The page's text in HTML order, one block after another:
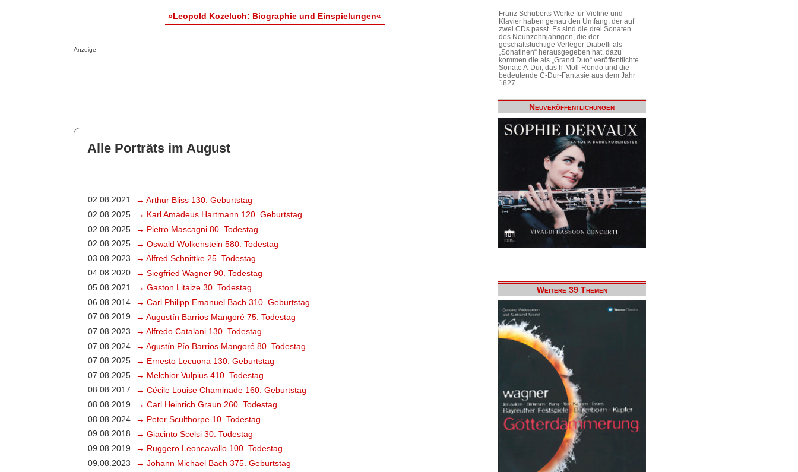
»Leopold Kozeluch: Biographie und Einspielungen«
Anzeige
Alle Porträts im August
02.08.2021
→ Arthur Bliss 130. Geburtstag
02.08.2025
→ Karl Amadeus Hartmann 120. Geburtstag
02.08.2025
→ Pietro Mascagni 80. Todestag
02.08.2025
→ Oswald Wolkenstein 580. Todestag
03.08.2023
→ Alfred Schnittke 25. Todestag
04.08.2020
→ Siegfried Wagner 90. Todestag
05.08.2021
→ Gaston Litaize 30. Todestag
06.08.2014
→ Carl Philipp Emanuel Bach 310. Geburtstag
07.08.2019
→ Augustín Barrios Mangoré 75. Todestag
07.08.2023
→ Alfredo Catalani 130. Todestag
07.08.2024
→ Agustín Pío Barrios Mangoré 80. Todestag
07.08.2025
→ Ernesto Lecuona 130. Geburtstag
07.08.2025
→ Melchior Vulpius 410. Todestag
08.08.2017
→ Cécile Louise Chaminade 160. Geburtstag
08.08.2019
→ Carl Heinrich Graun 260. Todestag
08.08.2024
→ Peter Sculthorpe 10. Todestag
09.08.2018
→ Giacinto Scelsi 30. Todestag
09.08.2019
→ Ruggero Leoncavallo 100. Todestag
09.08.2023
→ Johann Michael Bach 375. Geburtstag
Franz Schuberts Werke für Violine und
Klavier haben genau den Umfang, der auf
zwei CDs passt. Es sind die drei Sonaten
des Neunzehnjährigen, die der
geschäftstüchtige Verleger Diabelli als
„Sonatinen“ herausgegeben hat, dazu
kommen die als „Grand Duo“ veröffentlichte
Sonate A-Dur, das h-Moll-Rondo und die
bedeutende C-Dur-Fantasie aus dem Jahr
1827.
Neuveröffentlichungen
Weitere 39 Themen